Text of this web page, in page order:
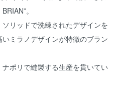
。
リッドで洗練されたデザインを
ミラノデザインが特徴のブラン
ポリで縫製する生産を貫いてい